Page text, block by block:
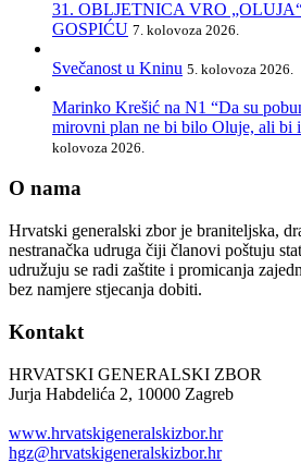
31. OBLJETNICA VRO
GOSPIĆU 7. kolovoza 2026.
Svečanost u Kninu 5. kolovoza 2026.
Marinko Krešić na N1 “Da su
mirovni plan ne bi bilo Oluje, ali bi
kolovoza 2026.
O nama
Hrvatski generalski zbor je braniteljska,
nestranačka udruga čiji članovi poštuju
udružuju se radi zaštite i promicanja
bez namjere stjecanja dobiti.
Kontakt
HRVATSKI GENERALSKI ZBOR
Jurja Habdelića 2, 10000 Zagreb
www.hrvatskigeneralskizbor.hr
hgz@hrvatskigeneralskizbor.hr